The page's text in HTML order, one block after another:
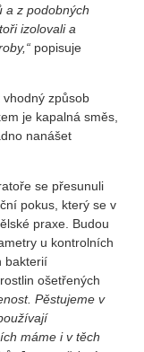
a z podobných
izolovali a
popisuje
způsob
je kapalná směs,
nanášet
se přesunuli
pokus, který se v
praxe. Budou
u kontrolních
bakterií
ošetřených
Pěstujeme v
máme i v těch